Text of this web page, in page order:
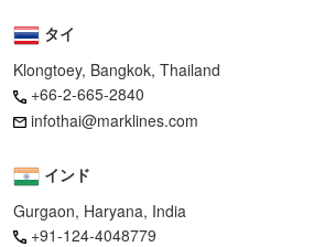
タイ
Klongtoey, Bangkok, Thailand
+66-2-665-2840
infothai@marklines.com
インド
Gurgaon, Haryana, India
+91-124-4048779